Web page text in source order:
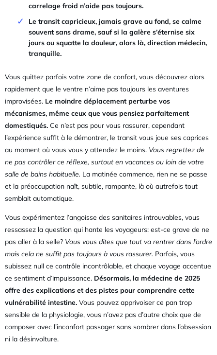
carrelage froid n’aide pas toujours.
Le transit capricieux, jamais grave au fond, se calme
souvent sans drame, sauf si la galère s’éternise six
jours ou squatte la douleur, alors là, direction médecin,
tranquille.
Vous quittez parfois votre zone de confort, vous découvrez alors
rapidement que le ventre n’aime pas toujours les aventures
improvisées. Le moindre déplacement perturbe vos
mécanismes, même ceux que vous pensiez parfaitement
domestiqués. Ce n’est pas pour vous rassurer, cependant
l’expérience suffit à le démontrer, le transit vous joue ses caprices
au moment où vous vous y attendez le moins. Vous regrettez de
ne pas contrôler ce réflexe, surtout en vacances ou loin de votre
salle de bains habituelle. La matinée commence, rien ne se passe
et la préoccupation naît, subtile, rampante, là où autrefois tout
semblait automatique.
Vous expérimentez l’angoisse des sanitaires introuvables, vous
ressassez la question qui hante les voyageurs: est-ce grave de ne
pas aller à la selle? Vous vous dites que tout va rentrer dans l’ordre
mais cela ne suffit pas toujours à vous rassurer. Parfois, vous
subissez null ce contrôle incontrôlable, et chaque voyage accentue
ce sentiment d’impuissance. Désormais, la médecine de 2025
offre des explications et des pistes pour comprendre cette
vulnérabilité intestine. Vous pouvez apprivoiser ce pan trop
sensible de la physiologie, vous n’avez pas d’autre choix que de
composer avec l’inconfort passager sans sombrer dans l’obsession
ni la désinvolture.